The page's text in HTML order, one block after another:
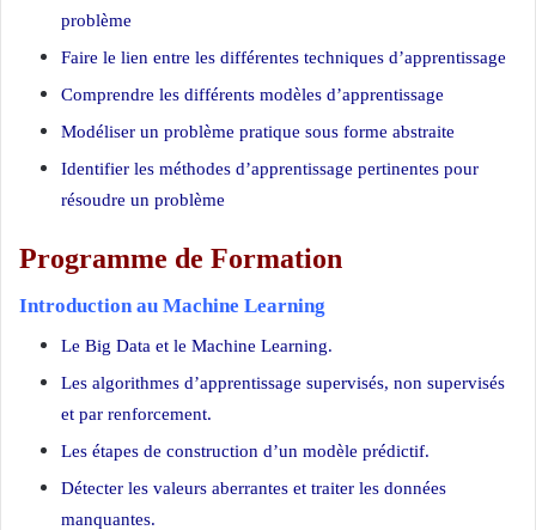
problème
Faire le lien entre les différentes techniques d’apprentissage
Comprendre les différents modèles d’apprentissage
Modéliser un problème pratique sous forme abstraite
Identifier les méthodes d’apprentissage pertinentes pour
résoudre un problème
Programme de Formation
Introduction au Machine Learning
Le Big Data et le Machine Learning.
Les algorithmes d’apprentissage supervisés, non supervisés
et par renforcement.
Les étapes de construction d’un modèle prédictif.
Détecter les valeurs aberrantes et traiter les données
manquantes.